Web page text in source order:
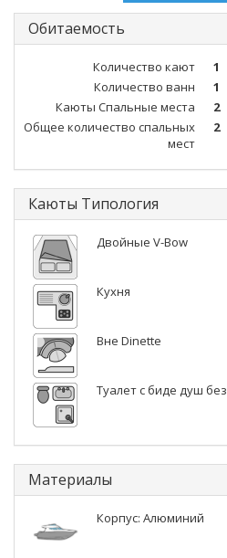
Обитаемость
Количество кают
1
Количество ванн
1
Каюты Спальные места
2
Общее количество спальных
мест
2
Каюты Типология
Двойные V-Bow
Кухня
Вне Dinette
Туалет с биде душ без
Материалы
Корпус: Алюминий